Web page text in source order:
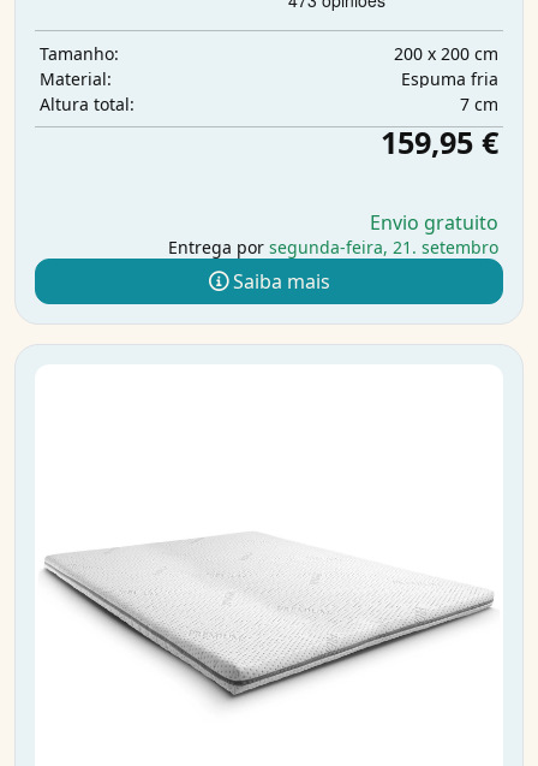
Tamanho:
200 x 200 cm
Material:
Espuma fria
Altura total:
7 cm
159,95 €
Envio gratuito
Entrega por segunda-feira, 21. setembro
Saiba mais